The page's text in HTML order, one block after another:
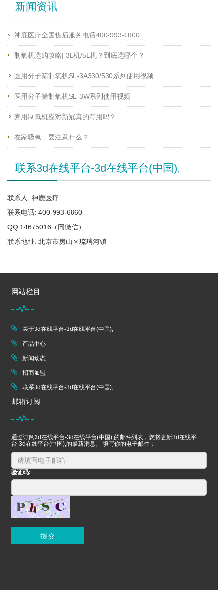
新闻资讯
神鹿医疗全国售后服务电话400-993-6860
制氧机选购攻略| 3L机/5L机？到底选哪个？
医用分子筛制氧机SL-3A330/530系列使用视频
医用分子筛制氧机SL-3W系列使用视频
家用制氧机应对新冠真的有用吗？
在家吸氧，要注意什么？
联系3d在线平台-3d在线平台(中国),
联系人: 神鹿医疗
联系电话: 400-993-6860
QQ:14675016（同微信）
联系地址: 北京市房山区琉璃河镇
网站栏目
关于3d在线平台-3d在线平台(中国),
产品中心
新闻动态
招商加盟
联系3d在线平台-3d在线平台(中国),
邮箱订阅
通过订阅3d在线平台-3d在线平台(中国),的邮件列表，您将更新3d在线平
台-3d在线平台(中国),的最新消息。 填写你的电子邮件：
验证码:
提交